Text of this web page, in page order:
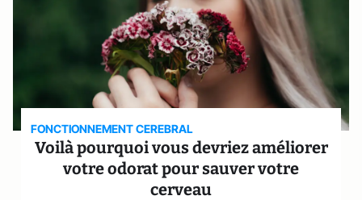
FONCTIONNEMENT CEREBRAL
Voilà pourquoi vous devriez améliorer
votre odorat pour sauver votre
cerveau